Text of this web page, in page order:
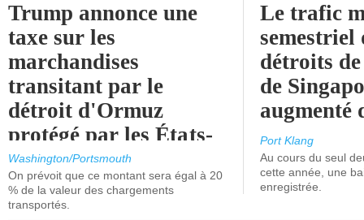
Trump annonce une
taxe sur les
marchandises
transitant par le
détroit d'Ormuz
protégé par les États-
Unis.
Washington/Portsmouth
On prévoit que ce montant sera égal à 20
% de la valeur des chargements
transportés.
Le trafic
semestriel
détroits
de
augmenté
Port Klang
Au cours du seul
cette année, une
enregistrée.